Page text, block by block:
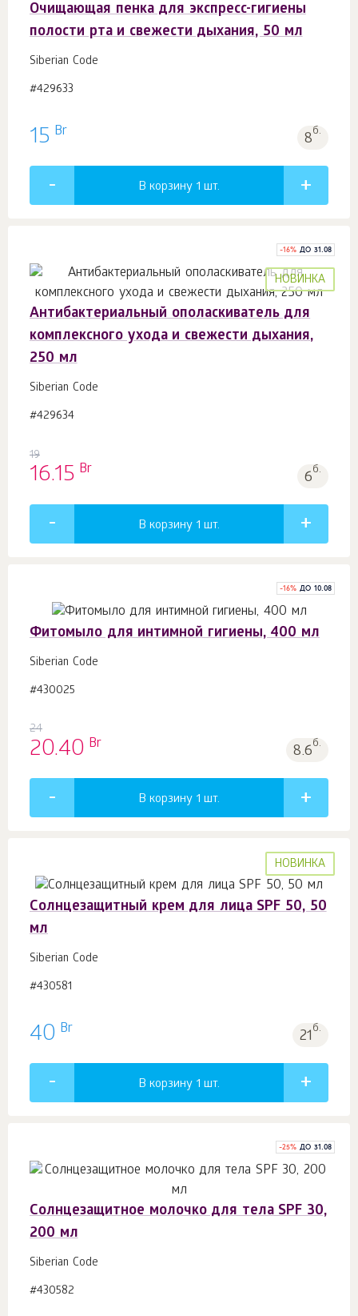
Очищающая пенка для экспресс-гигиены
полости рта и свежести дыхания, 50 мл
Siberian Code
#429633
15 Br 8б.
В корзину 1 шт.
-16% ДО 31.08
НОВИНКА
Антибактериальный ополаскиватель для
комплексного ухода и свежести дыхания,
250 мл
Siberian Code
#429634
19
16.15 Br 6б.
В корзину 1 шт.
-16% ДО 10.08
Фитомыло для интимной гигиены, 400 мл
Siberian Code
#430025
24
20.40 Br 8.6б.
В корзину 1 шт.
НОВИНКА
Солнцезащитный крем для лица SPF 50, 50
мл
Siberian Code
#430581
40 Br 21б.
В корзину 1 шт.
-25% ДО 31.08
Солнцезащитное молочко для тела SPF 30,
200 мл
Siberian Code
#430582